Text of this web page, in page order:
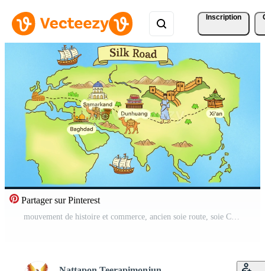
Inscription
Partager sur Pinterest
mouvement de histoire et commerce, ancien soie route, soie Commerce avec Chine, le soie route a été une réseau de Commerce itinéraires de liaison Chine et le loin est avec le milieu est et L'Europe  Vidéo Gratuite